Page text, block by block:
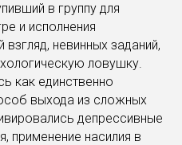
в группу для
и исполнения
невинных заданий,
ловушку.
как единственно
выхода из сложных
депрессивные
применение насилия в